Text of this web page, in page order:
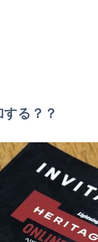
る？？